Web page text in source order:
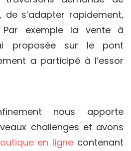
s’adapter rapidement,
exemple la vente à
proposée sur le pont
a participé à l’essor
nous apporte
challenges et avons
en ligne contenant